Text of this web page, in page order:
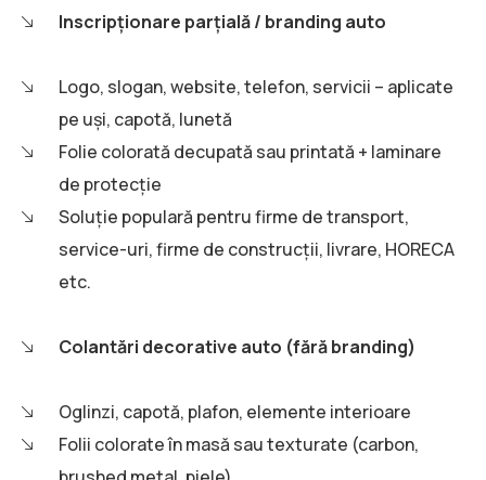
Inscripționare parțială / branding auto
Logo, slogan, website, telefon, servicii – aplicate
pe uși, capotă, lunetă
Folie colorată decupată sau printată + laminare
de protecție
Soluție populară pentru firme de transport,
service-uri, firme de construcții, livrare, HORECA
etc.
Colantări decorative auto (fără branding)
Oglinzi, capotă, plafon, elemente interioare
Folii colorate în masă sau texturate (carbon,